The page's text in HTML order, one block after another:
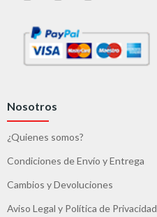
Nosotros
¿Quienes somos?
Condiciones de Envío y Entrega
Cambios y Devoluciones
Aviso Legal y Política de Privacidad